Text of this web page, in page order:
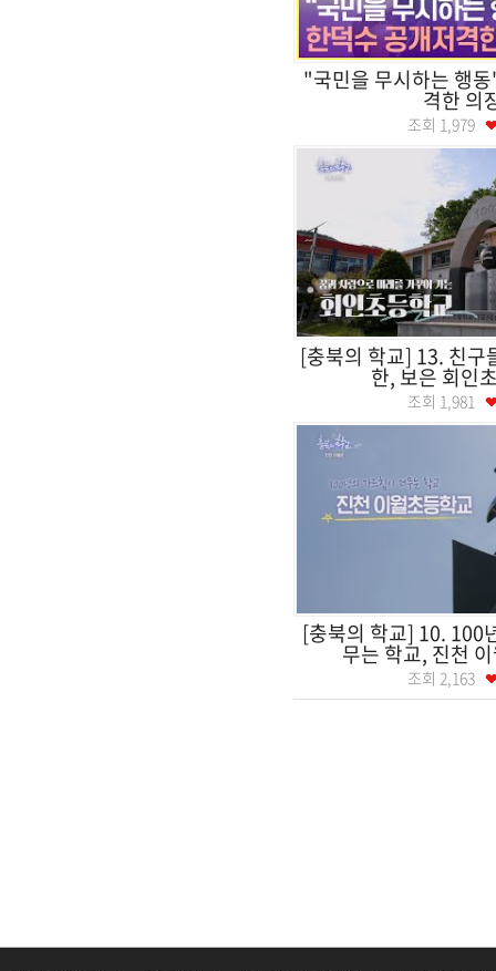
"국민을 무시하는 행
격한 의
조회 1,979
[충북의 학교] 13. 친구
한, 보은 회인
조회 1,981
[충북의 학교] 10. 100
무는 학교, 진천
조회 2,163